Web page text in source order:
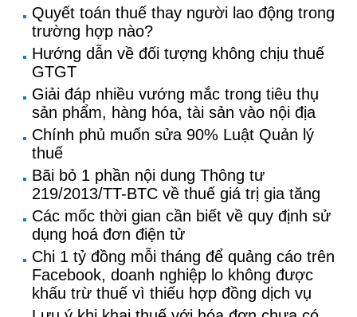
Quyết toán thuế thay người lao động trong
trường hợp nào?
Hướng dẫn về đối tượng không chịu thuế
GTGT
Giải đáp nhiều vướng mắc trong tiêu thụ
sản phẩm, hàng hóa, tài sản vào nội địa
Chính phủ muốn sửa 90% Luật Quản lý
thuế
Bãi bỏ 1 phần nội dung Thông tư
219/2013/TT-BTC về thuế giá trị gia tăng
Các mốc thời gian cần biết về quy định sử
dụng hoá đơn điện tử
Chi 1 tỷ đồng mỗi tháng để quảng cáo trên
Facebook, doanh nghiệp lo không được
khấu trừ thuế vì thiếu hợp đồng dịch vụ